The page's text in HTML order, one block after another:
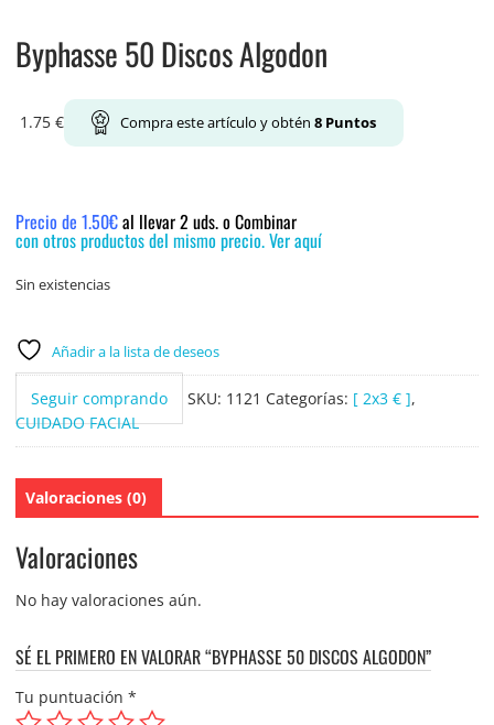
Byphasse 50 Discos Algodon
1.75 € Compra este artículo y obtén 8Puntos
Precio de 1.50€al llevar 2 uds. o Combinar
con otros productos del mismo precio. Ver aquí
Sin existencias
Añadir a la lista de deseos
Seguir comprando SKU: 1121 Categorías: [ 2x3 € ],
CUIDADO FACIAL
Valoraciones (0)
Valoraciones
No hay valoraciones aún.
SÉ EL PRIMERO EN VALORAR “BYPHASSE 50 DISCOS ALGODON”
Tu puntuación *